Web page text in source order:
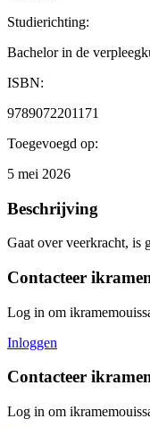
Studierichting:
Bachelor in de
ISBN:
9789072201171
Toegevoegd op:
5 mei 2026
Beschrijving
Gaat over veerkracht, is
Contacteer
Log in om
Inloggen
Contacteer
Log in om